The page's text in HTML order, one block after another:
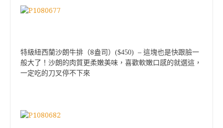
特級紐西蘭沙朗牛排（8盎司）($450) – 這塊也是快跟臉一
般大了！沙朗的肉質更柔嫩美味，喜歡軟嫩口感的就選這，
一定吃的刀叉停不下來